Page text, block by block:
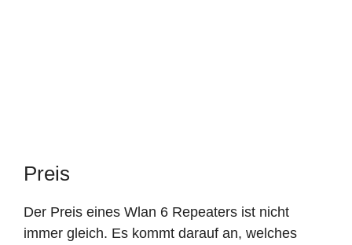
Preis
Der Preis eines Wlan 6 Repeaters ist nicht
immer gleich. Es kommt darauf an, welches